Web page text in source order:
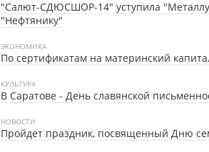
"Салют-СДЮСШОР-14" уступила
"Нефтянику"
ЭКОНОМИКА
По сертификатам на материнский
КУЛЬТУРА
В Саратове - День славянской
НОВОСТИ
Пройдет праздник, посвященный Дню